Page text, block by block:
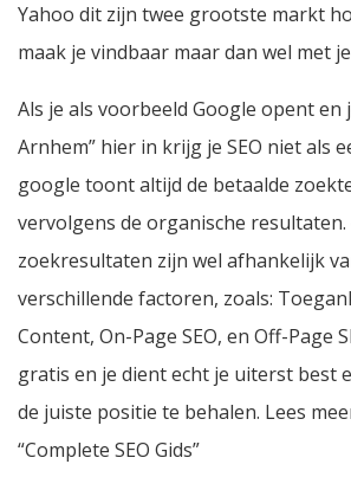
Yahoo dit zijn twee grootste markt
maak je vindbaar maar dan wel met
Als je als voorbeeld Google opent en
Arnhem” hier in krijg je SEO niet als
google toont altijd de betaalde
vervolgens de organische
zoekresultaten zijn wel afhankelijk
verschillende factoren, zoals:
Content, On-Page SEO, en Off-Page
gratis en je dient echt je uiterst best
de juiste positie te behalen. Lees
“Complete SEO Gids”